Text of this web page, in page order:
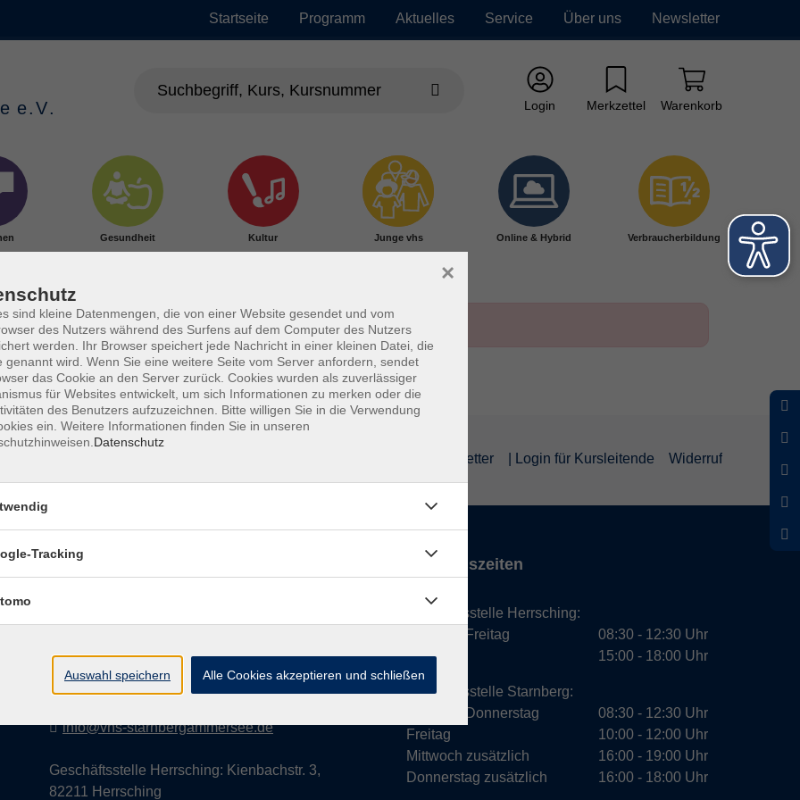
Startseite Programm Aktuelles Service Über uns Newsletter
Login Merkzettel Warenkorb
Gesundheit Kultur Junge vhs Online & Hybrid Verbraucherbildung
Newsletter | Login für Kursleitende Widerruf
Kontakt
Geschäftsstelle Starnberg: Bahnhofplatz 14,
info@vhs-starnbergammersee.de
Geschäftsstelle Herrsching: Kienbachstr. 3,
82211 Herrsching
Öffnungszeiten
Geschäftsstelle Herrsching:
Montag - Freitag
Dienstag
08:30 - 12:30 Uhr
15:00 - 18:00 Uhr
Geschäftsstelle Starnberg:
Montag - Donnerstag
Freitag
Mittwoch zusätzlich
Donnerstag zusätzlich
08:30 - 12:30 Uhr
10:00 - 12:00 Uhr
16:00 - 19:00 Uhr
16:00 - 18:00 Uhr
sind kleine Datenmengen, die von einer Website gesendet und vom
des Nutzers während des Surfens auf dem Computer des Nutzers
werden. Ihr Browser speichert jede Nachricht in einer kleinen Datei, die
genannt wird. Wenn Sie eine weitere Seite vom Server anfordern, sendet
das Cookie an den Server zurück. Cookies wurden als zuverlässiger
für Websites entwickelt, um sich Informationen zu merken oder die
des Benutzers aufzuzeichnen. Bitte willigen Sie in die Verwendung
ein. Weitere Informationen finden Sie in unseren
Datenschutz
×
Tracking
Auswahl speichern Alle Cookies akzeptieren und schließen